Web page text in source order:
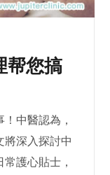
帮您搞
中醫認為，
深入探討中
護心貼士，